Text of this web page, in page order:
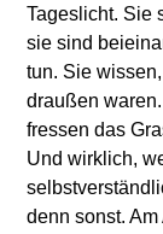
Tageslicht. Sie
sie sind
tun. Sie
draußen
fressen das
Und wirklich,
denn sonst.